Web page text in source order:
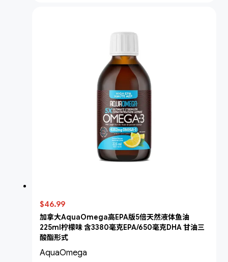
$46.99
加拿大AquaOmega高EPA版5倍天然液体鱼油
225ml柠檬味 含3380毫克EPA/650毫克DHA 甘油三
酸酯形式
AquaOmega